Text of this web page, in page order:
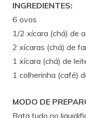
INGREDIENTES:
6 ovos
1/2 xícara (chá) de
2 xícaras (chá) de
1 xícara (chá) de
1 colherinha (café)
MODO DE
Bata tudo no